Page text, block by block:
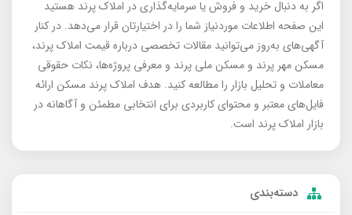
اگر به دنبال خرید و فروش یا سرمایه‌گذاری در املاک پرند هستید
این صفحه اطلاعات موردنیاز شما را در اختیارتان قرار می‌دهد. در کنار
آگهی‌های به‌روز می‌توانید مقالات تخصصی درباره قیمت املاک پرند،
مسکن مهر پرند و مسکن ملی پرند و معرفی پروژه‌ها، نکات حقوقی
معاملات و تحلیل بازار را مطالعه کنید. هدف املاک پرند مسکن ارائه
فایل‌های معتبر و محتوای کاربردی برای انتخابی مطمئن و آگاهانه در
بازار املاک پرند است.
دسته‌بندی